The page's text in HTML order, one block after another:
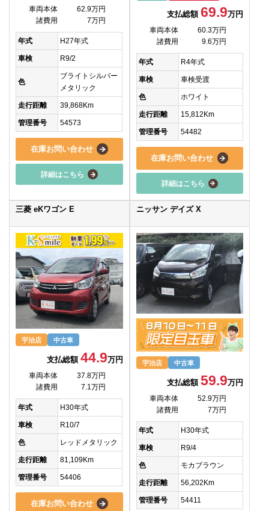
車両本体
62.9万円
諸費用
7万円
年式 H27年式
車検 R9/2
色
ブライトシルバー
メタリック
走行距離 39,868Km
管理番号 54573
在庫お問い合わせ
詳細はこちら
支払総額69.9万円
車両本体
60.3万円
諸費用
9.6万円
年式 R4年式
車検 車検受渡
色 ホワイト
走行距離 15,812Km
管理番号 54482
在庫お問い合わせ
詳細はこちら
三菱 eKワゴン E
宇治店 中古車
支払総額 44.9万円
車両本体
37.8万円
諸費用
7.1万円
年式 H30年式
車検 R10/7
色 レッドメタリック
走行距離 81,109Km
管理番号 54406
在庫お問い合わせ
ニッサン デイズ X
宇治店 中古車
支払総額59.9万円
車両本体
52.9万円
諸費用
7万円
年式 H30年式
車検 R9/4
色 モカブラウン
走行距離 56,202Km
管理番号 54411